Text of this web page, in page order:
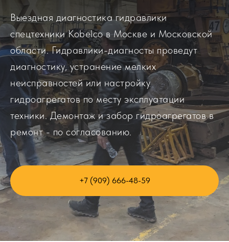
Выездная диагностика гидравлики
спецтехники Kobelco в Москве и Московской
области. Гидравлики-диагносты проведут
диагностику, устранение мелких
неисправностей или настройку
гидроагрегатов по месту эксплуатации
техники. Демонтаж и забор гидроагрегатов в
ремонт - по согласованию.
+7 (909) 666-48-59